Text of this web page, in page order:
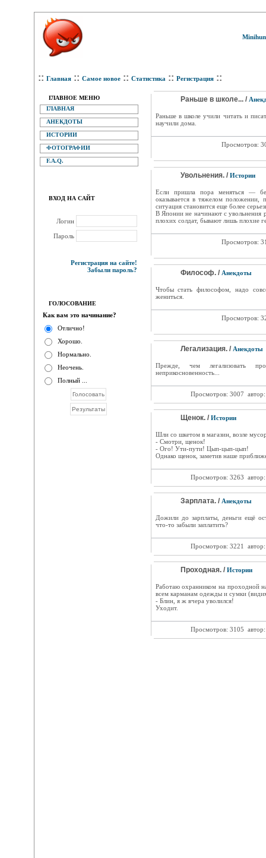
:: Главная :: Самое новое :: Статистика :: Регистрация ::
ГЛАВНОЕ МЕНЮ
ГЛАВНАЯ
АНЕКДОТЫ
ИСТОРИИ
ФОТОГРАФИИ
F.A.Q.
ВХОД НА САЙТ
Логин
Пароль
Регистрация на сайте!
Забыли пароль?
ГОЛОСОВАНИЕ
Как вам это начинание?
Отлично!
Хорошо.
Нормально.
Неочень.
Полный ...
Раньше в школе... /
Раньше в школе учили читать и
научили дома.
Просмотров:
Увольнения. / Истории
Если пришла пора меняться —
оказывается в тяжелом положении,
ситуация становится еще более
В Японии не начинают с увольнения
плохих солдат, бывают лишь плохие
Просмотров:
Философ. / Анекдоты
Чтобы стать философом, надо
жениться.
Просмотров:
Легализация. / Анекдоты
Прежде, чем легализовать
неприкосновенность...
Просмотров: 3007
Щенок. / Истории
Шли со шкетом в магазин, возле
- Смотри, щенок!
- Ого! Ути-пути! Цып-цып-цып!
Однако щенок, заметив наше
Просмотров: 3263
Зарплата. / Анекдоты
Дожили до зарплаты, деньги ещё
что-то забыли заплатить?
Просмотров: 3221
Проходная. / Истории
Работаю охранником на проходной
всем карманам одежды и сумки
- Блин, я ж вчера уволился!
Уходит.
Просмотров: 3105